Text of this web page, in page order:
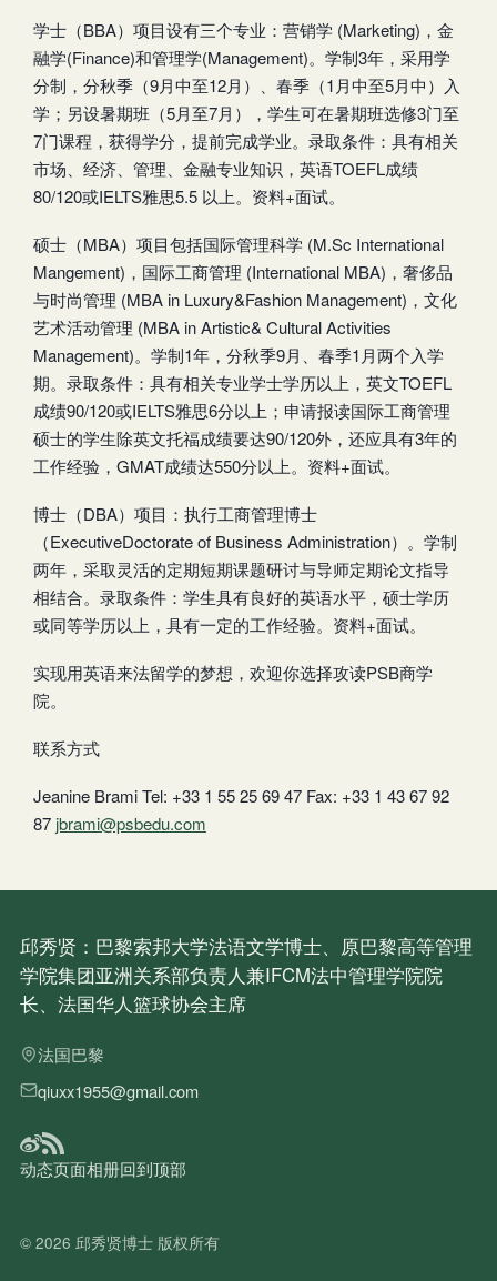
学士（BBA）项目设有三个专业：营销学 (Marketing)，金
融学(Finance)和管理学(Management)。学制3年，采用学
分制，分秋季（9月中至12月）、春季（1月中至5月中）入
学；另设暑期班（5月至7月），学生可在暑期班选修3门至
7门课程，获得学分，提前完成学业。录取条件：具有相关
市场、经济、管理、金融专业知识，英语TOEFL成绩
80/120或IELTS雅思5.5 以上。资料+面试。
硕士（MBA）项目包括国际管理科学 (M.Sc International
Mangement)，国际工商管理 (International MBA)，奢侈品
与时尚管理 (MBA in Luxury&Fashion Management)，文化
艺术活动管理 (MBA in Artistic& Cultural Activities
Management)。学制1年，分秋季9月、春季1月两个入学
期。录取条件：具有相关专业学士学历以上，英文TOEFL
成绩90/120或IELTS雅思6分以上；申请报读国际工商管理
硕士的学生除英文托福成绩要达90/120外，还应具有3年的
工作经验，GMAT成绩达550分以上。资料+面试。
博士（DBA）项目：执行工商管理博士
（ExecutiveDoctorate of Business Administration）。学制
两年，采取灵活的定期短期课题研讨与导师定期论文指导
相结合。录取条件：学生具有良好的英语水平，硕士学历
或同等学历以上，具有一定的工作经验。资料+面试。
实现用英语来法留学的梦想，欢迎你选择攻读PSB商学
院。
联系方式
Jeanine Brami Tel: +33 1 55 25 69 47 Fax: +33 1 43 67 92
87 jbrami@psbedu.com
邱秀贤：巴黎索邦大学法语文学博士、原巴黎高等管理
学院集团亚洲关系部负责人兼IFCM法中管理学院院
长、法国华人篮球协会主席
法国巴黎
qiuxx1955@gmail.com
动态页面相册回到顶部
© 2026 邱秀贤博士 版权所有